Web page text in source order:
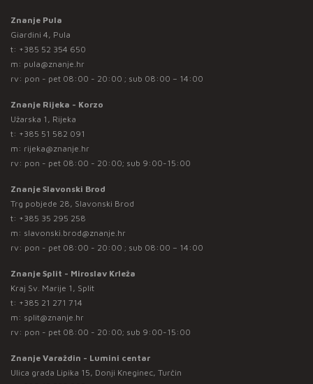
Znanje Pula
Giardini 4, Pula
t: +385 52 354 650
m: pula@znanje.hr
rv: pon - pet 08:00 - 20:00 ; sub 08:00 – 14:00
Znanje Rijeka - Korzo
Užarska 1, Rijeka
t: +385 51 582 091
m: rijeka@znanje.hr
rv: pon - pet 08:00 - 20:00; sub 9:00-15:00
Znanje Slavonski Brod
Trg pobjede 28, Slavonski Brod
t: +385 35 295 258
m: slavonski.brod@znanje.hr
rv: pon - pet 08:00 - 20:00 ; sub 08:00 – 14:00
Znanje Split - Miroslav Krleža
Kraj Sv. Marije 1, Split
t: +385 21 271 714
m: split@znanje.hr
rv: pon - pet 08:00 - 20:00; sub 9:00-15:00
Znanje Varaždin - Lumini centar
Ulica grada Lipika 15, Donji Kneginec, Turčin